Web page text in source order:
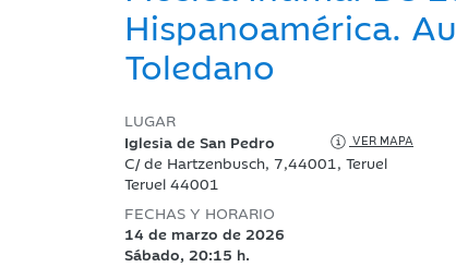
Hispanoamérica.
Toledano
LUGAR
Iglesia de San Pedro
VER MAPA
C/ de Hartzenbusch, 7,44001, Teruel
Teruel 44001
FECHAS Y HORARIO
14 de marzo de 2026
Sábado, 20:15 h.